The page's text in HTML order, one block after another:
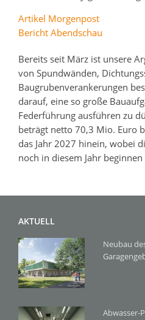
Artikel Morgenpost
Bericht Abendschau
Bereits seit März ist unsere
von Spundwänden,
Baugrubenverankerungen
darauf, eine so große
Federführung ausführen zu
beträgt netto 70,3 Mio. Euro
das Jahr 2027 hinein, wobei
noch in diesem Jahr
AKTUELL
Neubau
Abwasser-